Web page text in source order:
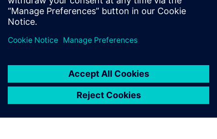
További információk